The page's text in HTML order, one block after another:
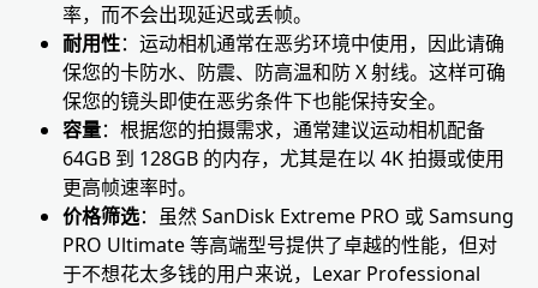
率，而不会出现延迟或丢帧。
耐用性：运动相机通常在恶劣环境中使用，因此请确
保您的卡防水、防震、防高温和防 X 射线。这样可确
保您的镜头即使在恶劣条件下也能保持安全。
容量：根据您的拍摄需求，通常建议运动相机配备
64GB 到 128GB 的​​内存，尤其是在以 4K 拍摄或使用
更高帧速率时。
价格筛选：虽然 SanDisk Extreme PRO 或 Samsung
PRO Ultimate 等高端型号提供了卓越的性能，但对
于不想花太多钱的用户来说，Lexar Professional